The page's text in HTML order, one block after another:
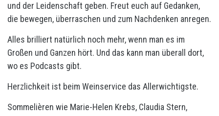
und der Leidenschaft geben. Freut euch auf Gedanken,
die bewegen, überraschen und zum Nachdenken anregen.
Alles brilliert natürlich noch mehr, wenn man es im
Großen und Ganzen hört. Und das kann man überall dort,
wo es Podcasts gibt.
Herzlichkeit ist beim Weinservice das Allerwichtigste.
Sommelièren wie Marie-Helen Krebs, Claudia Stern,